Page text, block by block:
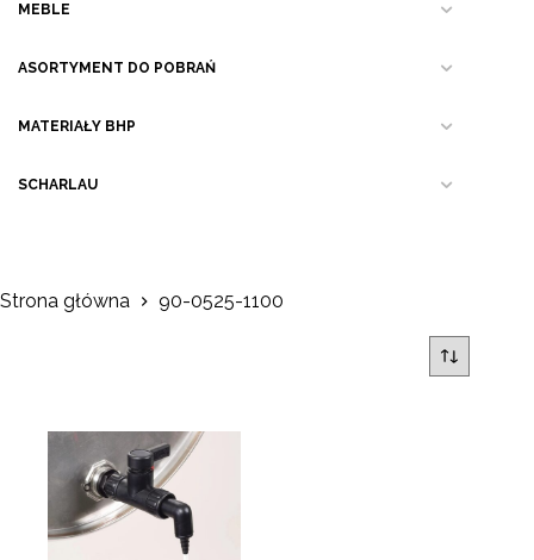
Strona główna 90-0525-1100
MEBLE
ASORTYMENT DO POBRAŃ
MATERIAŁY BHP
SCHARLAU